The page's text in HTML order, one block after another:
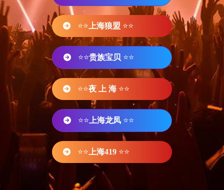
⭐⭐ 上海狼盟 ⭐⭐
⭐⭐贵族宝贝 ⭐⭐
⭐⭐夜 上 海 ⭐⭐
⭐⭐ 上海龙凤 ⭐⭐
⭐⭐ 上海419 ⭐⭐